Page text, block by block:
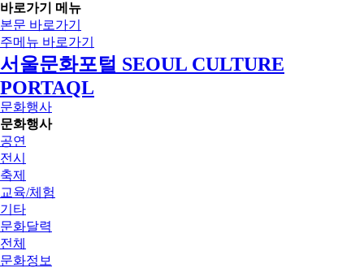
바로가기 메뉴
본문 바로가기
주메뉴 바로가기
서울문화포털 SEOUL CULTURE
PORTAQL
문화행사
문화행사
공연
전시
축제
교육/체험
기타
문화달력
전체
문화정보